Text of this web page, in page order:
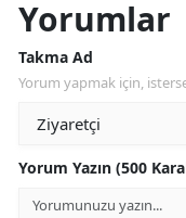
Yorumlar
Takma Ad
Yorum yapmak için,
Yorum Yazın (500